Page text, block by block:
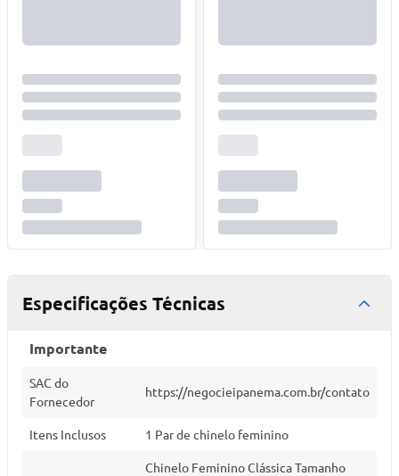
Especificações Técnicas
Importante
SAC do
Fornecedor
https://negocieipanema.com.br/contato
Itens Inclusos 1 Par de chinelo feminino
Chinelo Feminino Clássica Tamanho